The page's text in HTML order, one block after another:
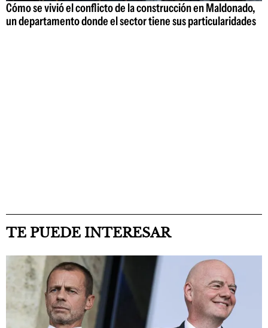
Cómo se vivió el conflicto de la construcción en Maldonado,
un departamento donde el sector tiene sus particularidades
TE PUEDE INTERESAR